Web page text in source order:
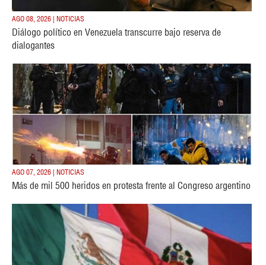
AGO 08, 2026 | NOTICIAS
Diálogo político en Venezuela transcurre bajo reserva de
dialogantes
AGO 07, 2026 | NOTICIAS
Más de mil 500 heridos en protesta frente al Congreso argentino